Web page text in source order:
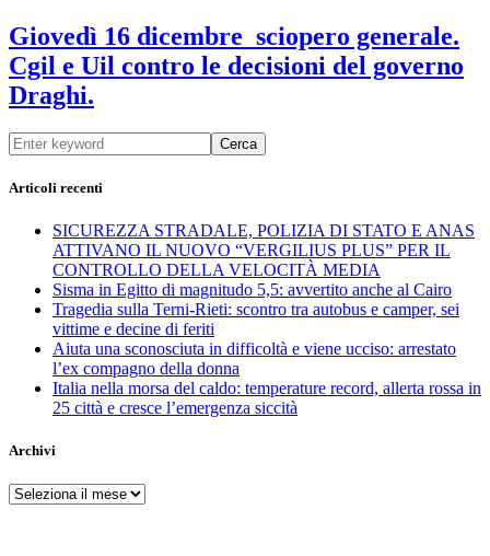
Giovedì 16 dicembre sciopero generale.
Cgil e Uil contro le decisioni del governo
Draghi.
Cerca
Articoli recenti
SICUREZZA STRADALE, POLIZIA DI STATO E ANAS
ATTIVANO IL NUOVO “VERGILIUS PLUS” PER IL
CONTROLLO DELLA VELOCITÀ MEDIA
Sisma in Egitto di magnitudo 5,5: avvertito anche al Cairo
Tragedia sulla Terni-Rieti: scontro tra autobus e camper, sei
vittime e decine di feriti
Aiuta una sconosciuta in difficoltà e viene ucciso: arrestato
l’ex compagno della donna
Italia nella morsa del caldo: temperature record, allerta rossa in
25 città e cresce l’emergenza siccità
Archivi
Archivi